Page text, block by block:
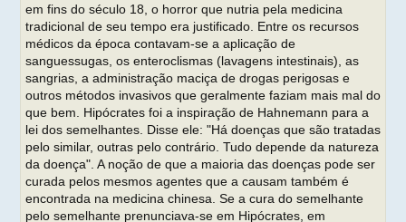
em fins do século 18, o horror que nutria pela medicina
tradicional de seu tempo era justificado. Entre os recursos
médicos da época contavam-se a aplicação de
sanguessugas, os enteroclismas (lavagens intestinais), as
sangrias, a administração maciça de drogas perigosas e
outros métodos invasivos que geralmente faziam mais mal do
que bem. Hipócrates foi a inspiração de Hahnemann para a
lei dos semelhantes. Disse ele: "Há doenças que são tratadas
pelo similar, outras pelo contrário. Tudo depende da natureza
da doença". A noção de que a maioria das doenças pode ser
curada pelos mesmos agentes que a causam também é
encontrada na medicina chinesa. Se a cura do semelhante
pelo semelhante prenunciava-se em Hipócrates, em